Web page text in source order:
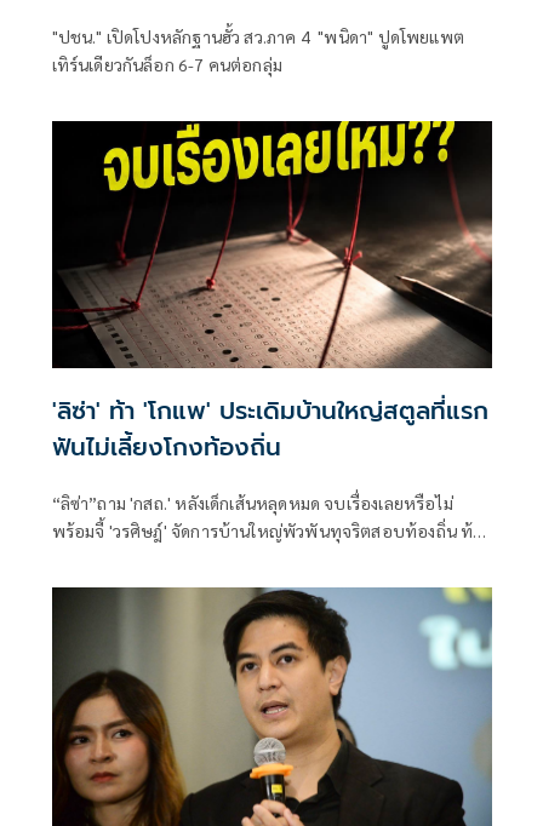
"ปชน." เปิดโปงหลักฐานฮั้ว สว.ภาค 4 "พนิดา" ปูดโพยแพต
เทิร์นเดียวกันล็อก 6-7 คนต่อกลุ่ม
'ลิซ่า' ท้า 'โกแพ' ประเดิมบ้านใหญ่สตูลที่แรก
ฟันไม่เลี้ยงโกงท้องถิ่น
“ลิซ่า”ถาม 'กสถ.' หลังเด็กเส้นหลุดหมด จบเรื่องเลยหรือไม่
พร้อมจี้ 'วรศิษฎ์' จัดการบ้านใหญ่พัวพันทุจริตสอบท้องถิ่น ท้า